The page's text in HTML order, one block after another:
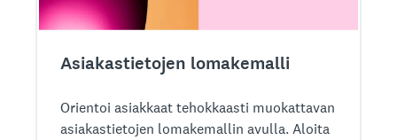
Asiakastietojen lomakemalli
Orientoi asiakkaat tehokkaasti muokattavan
asiakastietojen lomakemallin avulla. Aloita